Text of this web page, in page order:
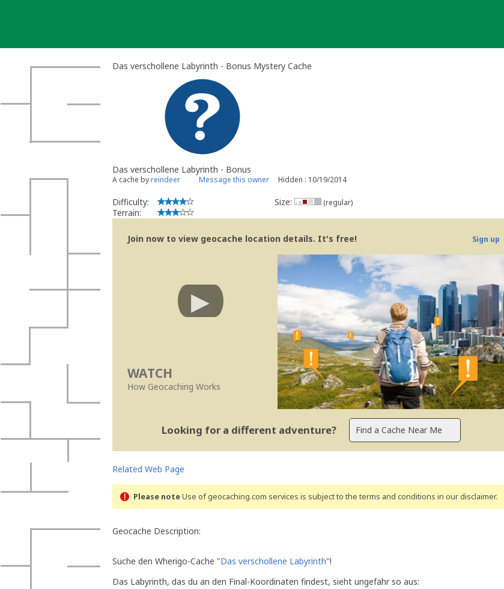
Das verschollene Labyrinth - Bonus Mystery Cache
Das verschollene Labyrinth - Bonus
A cache byreindeer Message this owner Hidden : 10/19/2014
Difficulty:
Terrain:
Size: (regular)
Join now to view geocache location details. It's free! Sign up
WATCH
How Geocaching Works
Looking for a different adventure?
Related Web Page
Please noteUse of geocaching.com services is subject to the terms and conditions in our disclaimer.
Geocache Description:
Suche den Wherigo-Cache "Das verschollene Labyrinth"!
Das Labyrinth, das du an den Final-Koordinaten findest, sieht ungefähr so aus: